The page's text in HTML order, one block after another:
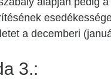
a decemberi
3.: